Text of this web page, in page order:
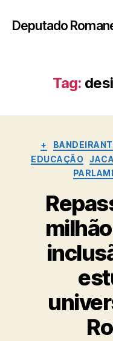
Deputado
Tag:
+
EDUCAÇÃO